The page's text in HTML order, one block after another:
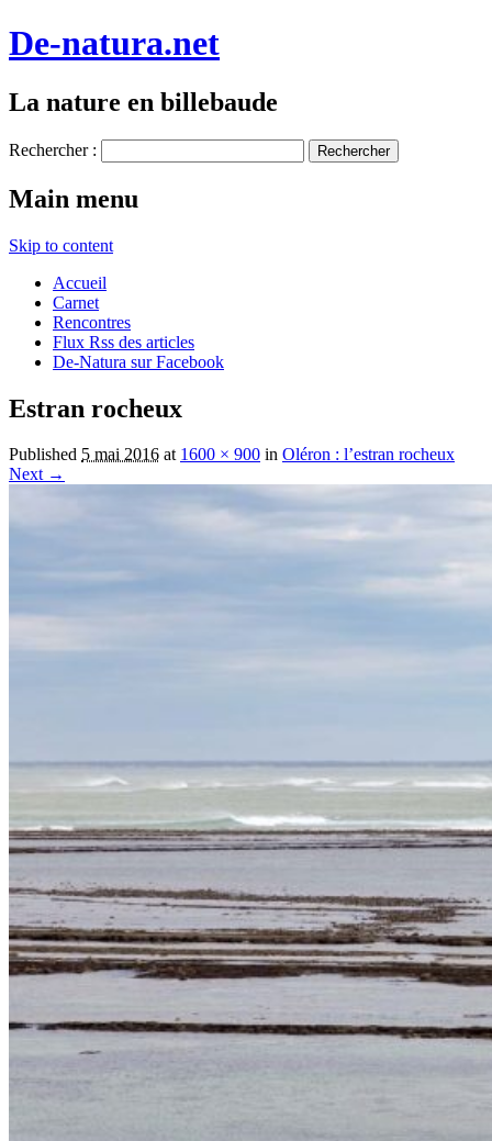
De-natura.net
La nature en billebaude
Rechercher :
Main menu
Skip to content
Accueil
Carnet
Rencontres
Flux Rss des articles
De-Natura sur Facebook
Estran rocheux
Published 5 mai 2016 at 1600 × 900 in Oléron : l’estran rocheux
Next →